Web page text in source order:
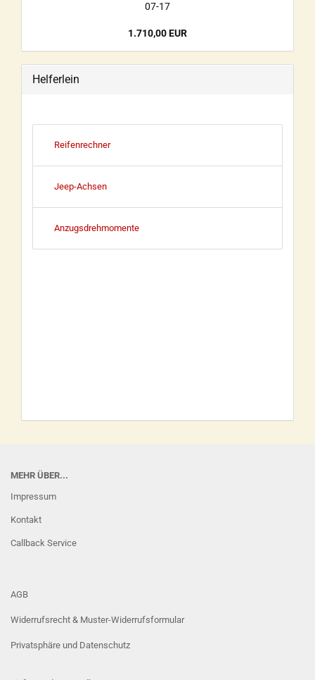
07-17
1.710,00 EUR
Helferlein
Reifenrechner
Jeep-Achsen
Anzugsdrehmomente
MEHR ÜBER...
Impressum
Kontakt
Callback Service
AGB
Widerrufsrecht & Muster-Widerrufsformular
Privatsphäre und Datenschutz